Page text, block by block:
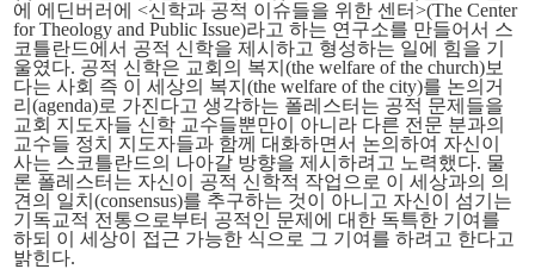
에 에딘버러에 <신학과 공적 이슈들을 위한 센터>(The Center
for Theology and Public Issue)라고 하는 연구소를 만들어서 스
코틀란드에서 공적 신학을 제시하고 형성하는 일에 힘을 기
울였다. 공적 신학은 교회의 복지(the welfare of the church)보
다는 사회 즉 이 세상의 복지(the welfare of the city)를 논의거
리(agenda)로 가진다고 생각하는 폴레스터는 공적 문제들을
교회 지도자들 신학 교수들뿐만이 아니라 다른 전문 분과의
교수들 정치 지도자들과 함께 대화하면서 논의하여 자신이
사는 스코틀란드의 나아갈 방향을 제시하려고 노력했다. 물
론 폴레스터는 자신이 공적 신학적 작업으로 이 세상과의 의
견의 일치(consensus)를 추구하는 것이 아니고 자신이 섬기는
기독교적 전통으로부터 공적인 문제에 대한 독특한 기여를
하되 이 세상이 접근 가능한 식으로 그 기여를 하려고 한다고
밝힌다.